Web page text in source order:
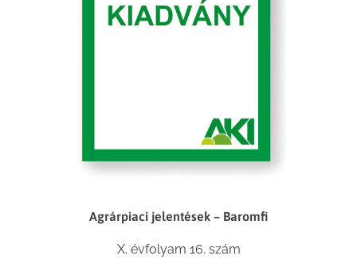
Agrárpiaci jelentések – Baromfi
X. évfolyam 16. szám